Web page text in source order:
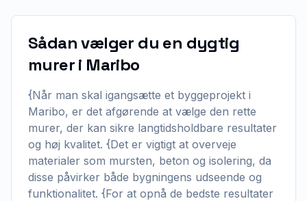
Sådan vælger du en dygtig
murer i Maribo
{Når man skal igangsætte et byggeprojekt i
Maribo, er det afgørende at vælge den rette
murer, der kan sikre langtidsholdbare resultater
og høj kvalitet. {Det er vigtigt at overveje
materialer som mursten, beton og isolering, da
disse påvirker både bygningens udseende og
funktionalitet. {For at opnå de bedste resultater